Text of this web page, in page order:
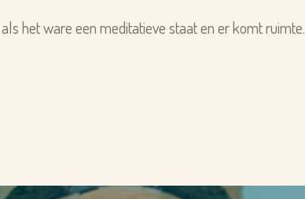
het ware een meditatieve staat en er komt ruimte.